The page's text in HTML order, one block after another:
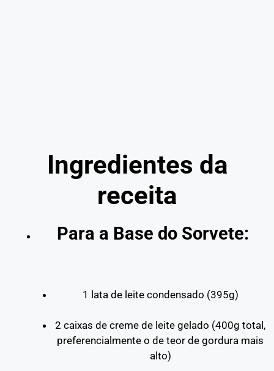
Ingredientes da
receita
Para a Base do Sorvete:
1 lata de leite condensado (395g)
2 caixas de creme de leite gelado (400g total,
preferencialmente o de teor de gordura mais
alto)